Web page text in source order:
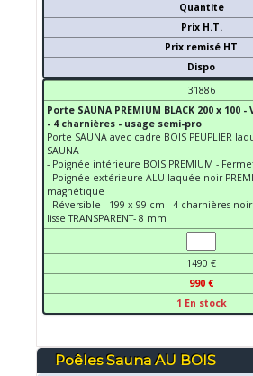
Quantite
Prix H.T.
Prix remisé HT
Dispo
31886
Porte SAUNA PREMIUM BLACK 200 x 100 -
- 4 charnières - usage semi-pro
Porte SAUNA avec cadre BOIS PEUPLIER
SAUNA
- Poignée intérieure BOIS PREMIUM -
- Poignée extérieure ALU laquée noir
magnétique
- Réversible - 199 x 99 cm - 4 charnières
lisse TRANSPARENT- 8 mm
1490 €
990 €
1 En stock
Poêles Sauna AU BOIS